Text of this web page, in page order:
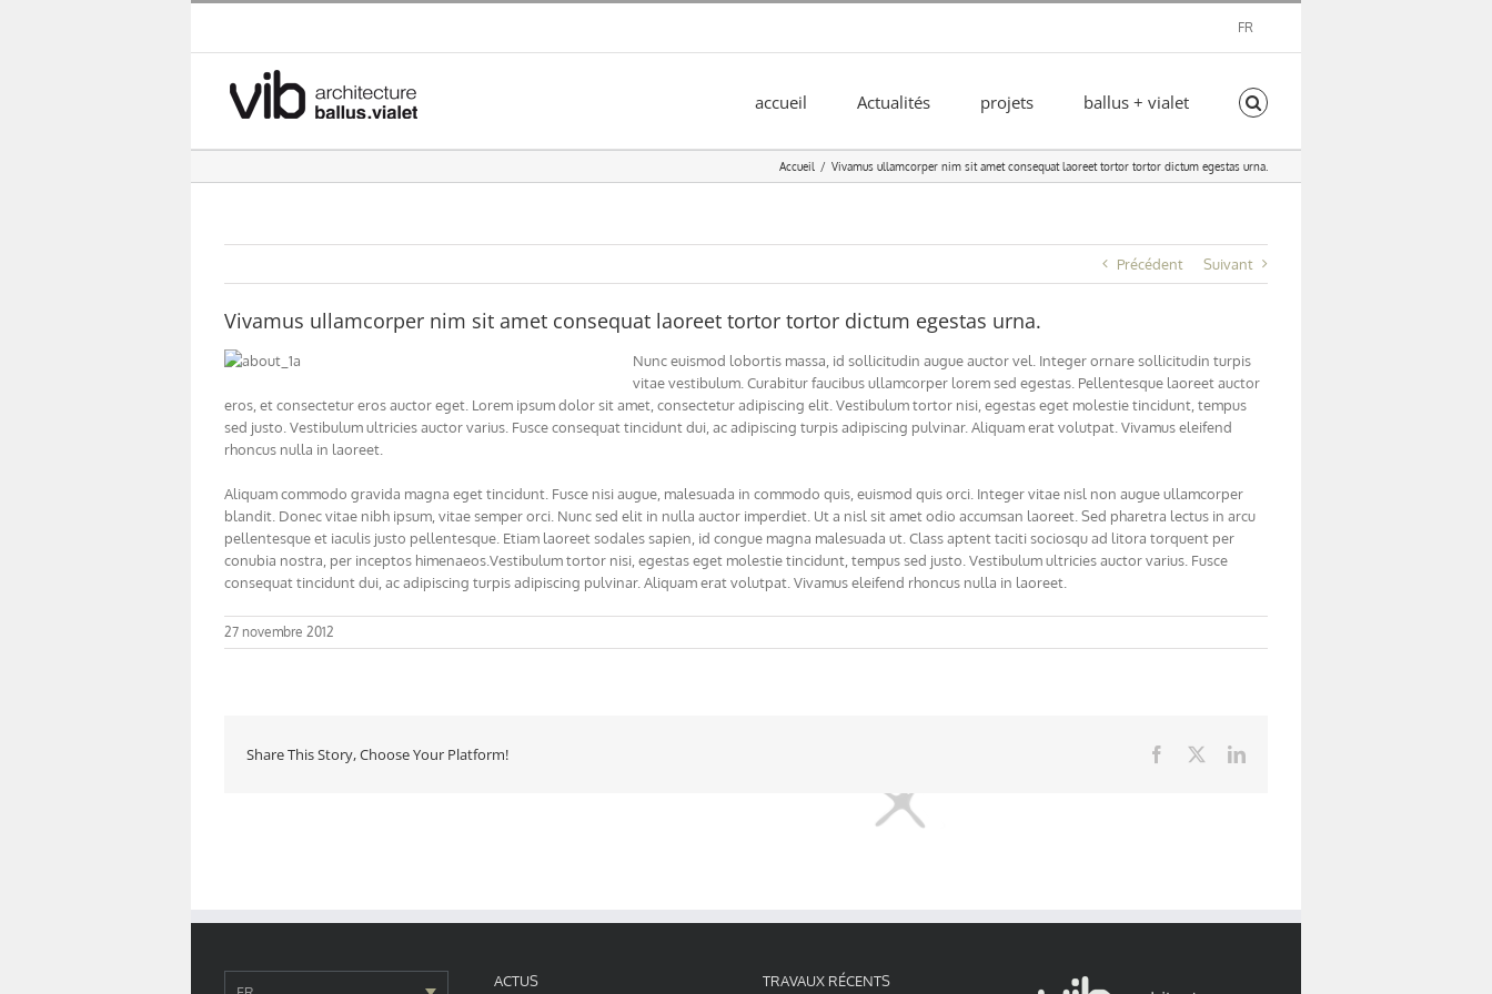
FR
accueil Actualités projets ballus + vialet
Accueil Vivamus ullamcorper nim sit amet consequat laoreet tortor tortor dictum egestas urna.
Précédent Suivant
Vivamus ullamcorper nim sit amet consequat laoreet tortor tortor dictum egestas urna.
Nunc euismod lobortis massa, id sollicitudin augue auctor vel. Integer ornare sollicitudin turpis
vitae vestibulum. Curabitur faucibus ullamcorper lorem sed egestas. Pellentesque laoreet auctor
eros, et consectetur eros auctor eget. Lorem ipsum dolor sit amet, consectetur adipiscing elit. Vestibulum tortor nisi, egestas eget molestie tincidunt, tempus
sed justo. Vestibulum ultricies auctor varius. Fusce consequat tincidunt dui, ac adipiscing turpis adipiscing pulvinar. Aliquam erat volutpat. Vivamus eleifend
rhoncus nulla in laoreet.
Aliquam commodo gravida magna eget tincidunt. Fusce nisi augue, malesuada in commodo quis, euismod quis orci. Integer vitae nisl non augue ullamcorper
blandit. Donec vitae nibh ipsum, vitae semper orci. Nunc sed elit in nulla auctor imperdiet. Ut a nisl sit amet odio accumsan laoreet. Sed pharetra lectus in arcu
pellentesque et iaculis justo pellentesque. Etiam laoreet sodales sapien, id congue magna malesuada ut. Class aptent taciti sociosqu ad litora torquent per
conubia nostra, per inceptos himenaeos.Vestibulum tortor nisi, egestas eget molestie tincidunt, tempus sed justo. Vestibulum ultricies auctor varius. Fusce
consequat tincidunt dui, ac adipiscing turpis adipiscing pulvinar. Aliquam erat volutpat. Vivamus eleifend rhoncus nulla in laoreet.
27 novembre 2012
Share This Story, Choose Your Platform! Facebook LinkedIn
ACTUS TRAVAUX RÉCENTS